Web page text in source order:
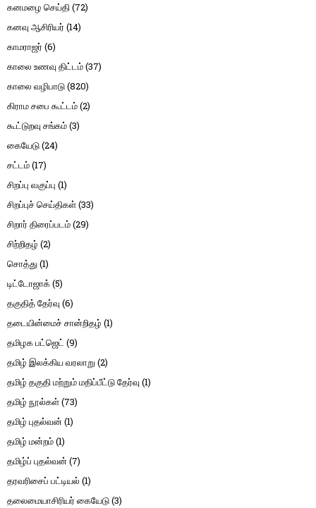
கனமழை செய்தி(72)
கனவு ஆசிரியர் (14)
காமராஜர் (6)
காலை உணவு திட்டம்(37)
காலை வழிபாடு(820)
கிராம சபை கூட்டம்(2)
கூட்டுறவு சங்கம்(3)
கையேடு(24)
சட்டம்(17)
சிறப்பு வகுப்பு (1)
சிறப்புச் செய்திகள்(33)
சிறார் திரைப்படம்(29)
சிற்றிதழ் (2)
சொத்து(1)
டிட்டோஜாக்(5)
தகுதித் தேர்வு (6)
தடையின்மைச் சான்றிதழ் (1)
தமிழக பட்ஜெட் (9)
தமிழ் இலக்கிய வரலாறு (2)
தமிழ் தகுதி மற்றும் மதிப்பீட்டு தேர்வு (1)
தமிழ் நூல்கள்(73)
தமிழ் புதல்வன் (1)
தமிழ் மன்றம்(1)
தமிழ்ப் புதல்வன் (7)
தரவரிசைப் பட்டியல் (1)
தலைமையாசிரியர் கையேடு(3)